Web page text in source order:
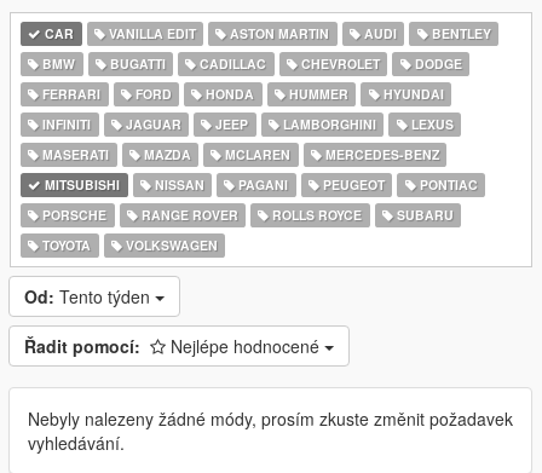
CAR VANILLA EDIT ASTON MARTIN AUDI
BENTLEY
BMW
BUGATTI CADILLAC CHEVROLET
DODGE
FERRARI
FORD HONDA HUMMER
HYUNDAI
INFINITI
JAGUAR JEEP LAMBORGHINI
LEXUS
MASERATI
MAZDA MCLAREN
MERCEDES-BENZ
MITSUBISHI
NISSAN PAGANI PEUGEOT
PONTIAC
PORSCHE
RANGE ROVER ROLLS ROYCE
SUBARU
TOYOTA
VOLKSWAGEN
Od: Tento týden
Řadit pomocí: Nejlépe hodnocené
Nebyly nalezeny žádné módy, prosím zkuste změnit požadavek
vyhledávání.